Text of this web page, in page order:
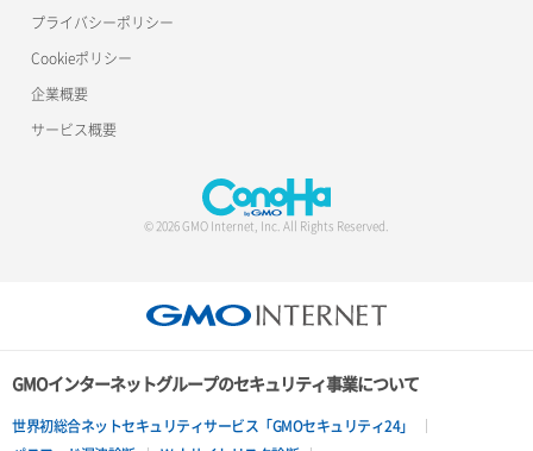
プライバシーポリシー
Cookieポリシー
企業概要
サービス概要
© 2026 GMO Internet, Inc. All Rights Reserved.
GMOインターネットグループのセキュリティ事業について
世界初総合ネットセキュリティサービス「GMOセキュリティ24」